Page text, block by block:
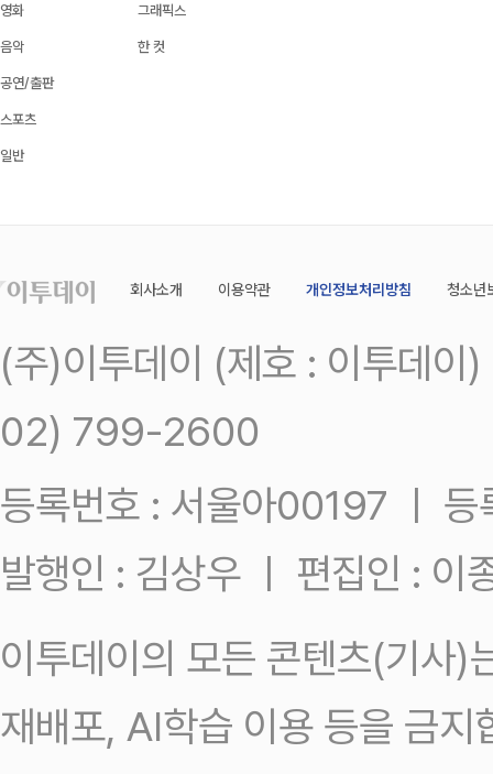
영화
음악
공연/출판
스포츠
일반
그래픽스
한 컷
회사소개 이용약관 개인정보처리방침 청소년
(주)이투데이 (제호 : 이투데
02) 799-2600
등록번호 : 서울아00197 ㅣ
발행인 : 김상우 ㅣ 편집인 : 이
이투데이의 모든 콘텐츠(기사)
재배포, AI학습 이용 등을 금지